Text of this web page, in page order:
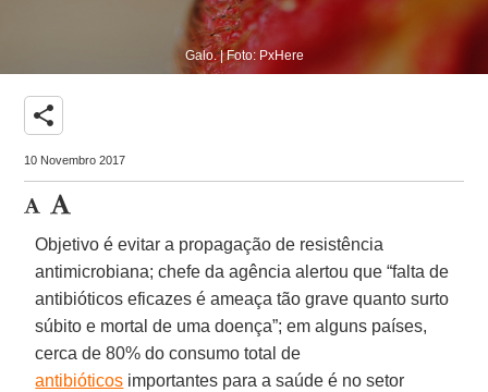
Galo. | Foto: PxHere
share
10 Novembro 2017
Objetivo é evitar a propagação de resistência
antimicrobiana; chefe da agência alertou que “falta de
antibióticos eficazes é ameaça tão grave quanto surto
súbito e mortal de uma doença”; em alguns países,
cerca de 80% do consumo total de
antibióticos importantes para a saúde é no setor